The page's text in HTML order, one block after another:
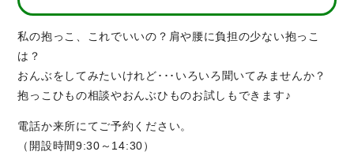
私の抱っこ、これでいいの？肩や腰に負担の少ない抱っこ
は？
おんぶをしてみたいけれど･･･いろいろ聞いてみませんか？
抱っこひもの相談やおんぶひものお試しもできます♪
電話か来所にてご予約ください。
（開設時間9:30～14:30）